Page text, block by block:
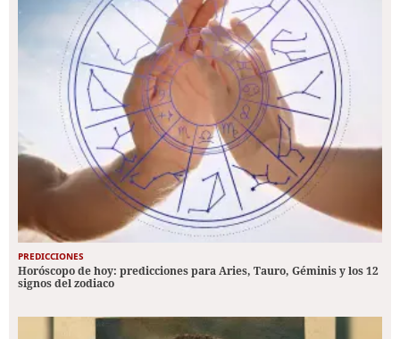
PREDICCIONES
Horóscopo de hoy: predicciones para Aries, Tauro, Géminis y los 12
signos del zodiaco